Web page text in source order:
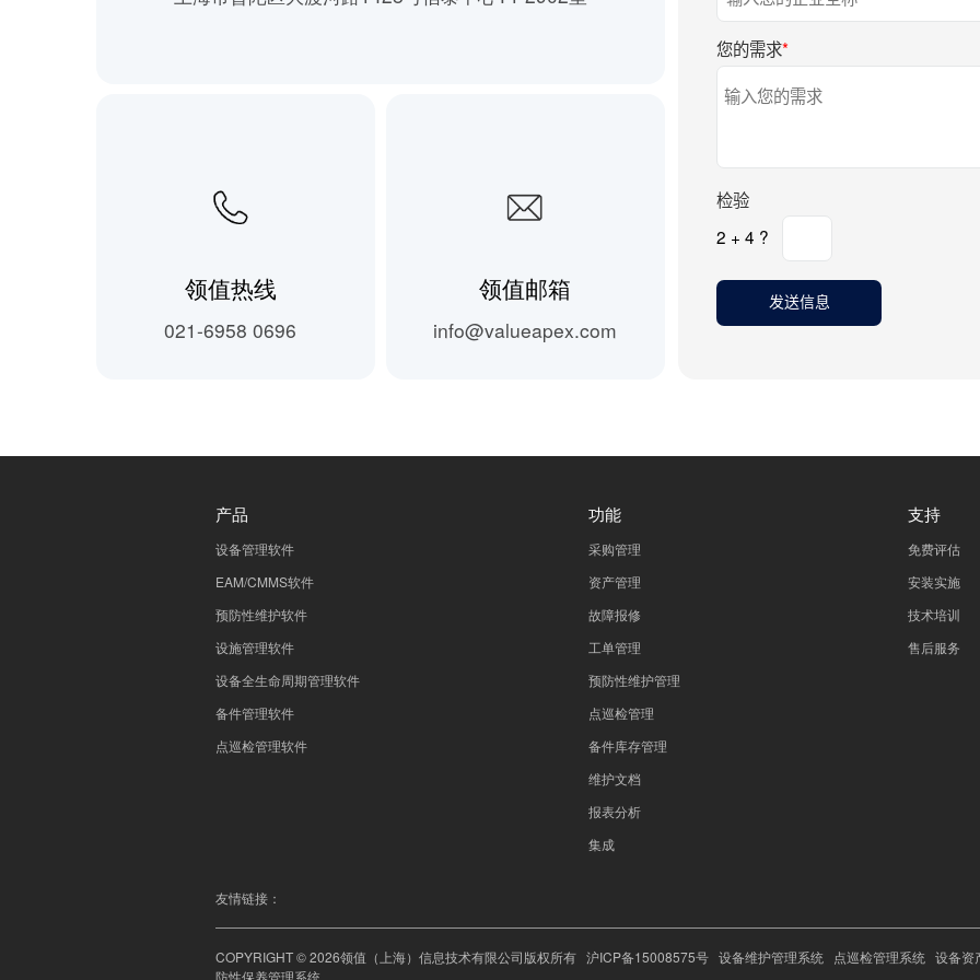
领值热线
021-6958 0696
领值邮箱
info@valueapex.com
您的需求*
检验
2 + 4 ?
产品
设备管理软件
EAM/CMMS软件
预防性维护软件
设施管理软件
设备全生命周期管理软件
备件管理软件
点巡检管理软件
功能
采购管理
资产管理
故障报修
工单管理
预防性维护管理
点巡检管理
备件库存管理
维护文档
报表分析
集成
支持
免费评估
安装实施
技术培训
售后服务
友情链接：
COPYRIGHT © 2026领值（上海）信息技术有限公司版权所有 沪ICP备15008575号 设备维护管理系统 点巡检管理系统
设备资